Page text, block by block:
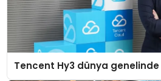
Tencent Hy3 dünya